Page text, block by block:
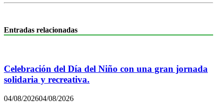
Entradas relacionadas
Celebración del Día del Niño con una gran jornada
solidaria y recreativa.
04/08/202604/08/2026